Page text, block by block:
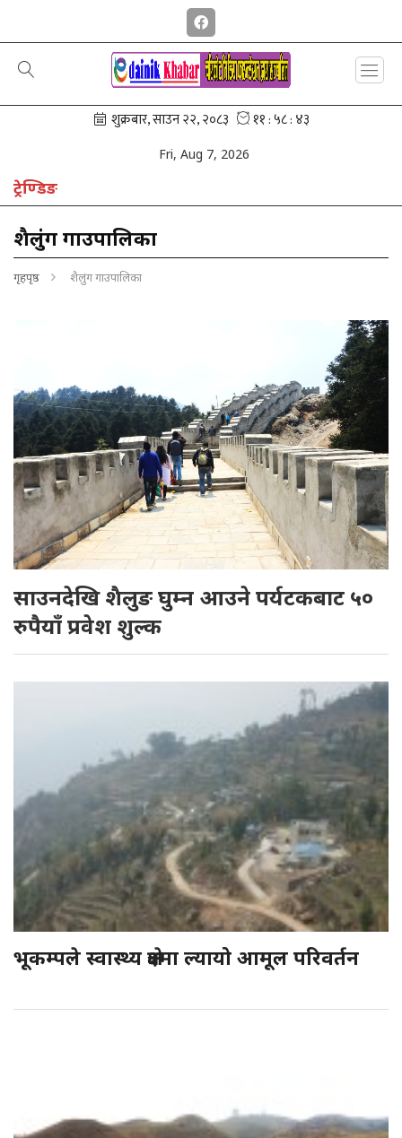
Fri, Aug 7, 2026
ट्रेण्डिङ
हेलिकप्टर खराब मौसमका कारण गोंगरमै रोकियो
शैलुंग गाउपालिका
गृहपृष्ठ शैलुंग गाउपालिका
साउनदेखि शैलुङ घुम्न आउने पर्यटकबाट ५०
रुपैयाँ प्रवेश शुल्क
भूकम्पले स्वास्थ्य क्षेत्रमा ल्यायो आमूल परिवर्तन